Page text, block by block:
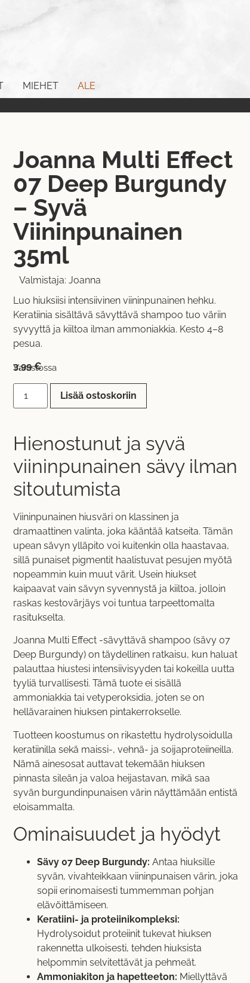
MIEHET
ALE
Joanna Multi Effect
07 Deep Burgundy
– Syvä
Viininpunainen
35ml
Valmistaja: Joanna
Luo hiuksiisi intensiivinen viininpunainen hehku.
Keratiinia sisältävä sävyttävä shampoo tuo väriin
syvyyttä ja kiiltoa ilman ammoniakkia. Kesto 4–8
pesua.
3,99€
Varastossa
Lisää ostoskoriin
Hienostunut ja syvä
viininpunainen sävy ilman
sitoutumista
Viininpunainen hiusväri on klassinen ja
dramaattinen valinta, joka kääntää katseita. Tämän
upean sävyn ylläpito voi kuitenkin olla haastavaa,
sillä punaiset pigmentit haalistuvat pesujen myötä
nopeammin kuin muut värit. Usein hiukset
kaipaavat vain sävyn syvennystä ja kiiltoa, jolloin
raskas kestovärjäys voi tuntua tarpeettomalta
rasitukselta.
Joanna Multi Effect -sävyttävä shampoo (sävy 07
Deep Burgundy) on täydellinen ratkaisu, kun haluat
palauttaa hiustesi intensiivisyyden tai kokeilla uutta
tyyliä turvallisesti. Tämä tuote ei sisällä
ammoniakkia tai vetyperoksidia, joten se on
hellävarainen hiuksen pintakerrokselle.
Tuotteen koostumus on rikastettu hydrolysoidulla
keratiinilla sekä maissi-, vehnä- ja soijaproteiineilla.
Nämä ainesosat auttavat tekemään hiuksen
pinnasta sileän ja valoa heijastavan, mikä saa
syvän burgundinpunaisen värin näyttämään entistä
eloisammalta.
Ominaisuudet ja hyödyt
Sävy 07 Deep Burgundy: Antaa hiuksille
syvän, vivahteikkaan viininpunaisen värin, joka
sopii erinomaisesti tummemman pohjan
elävöittämiseen.
Keratiini- ja proteiinikompleksi:
Hydrolysoidut proteiinit tukevat hiuksen
rakennetta ulkoisesti, tehden hiuksista
helpommin selvitettävät ja pehmeät.
Ammoniakiton ja hapetteeton: Miellyttävä